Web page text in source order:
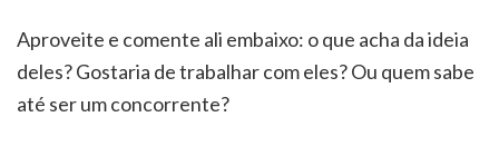
Aproveite e comente ali embaixo: o que acha da ideia
deles? Gostaria de trabalhar com eles? Ou quem sabe
até ser um concorrente?